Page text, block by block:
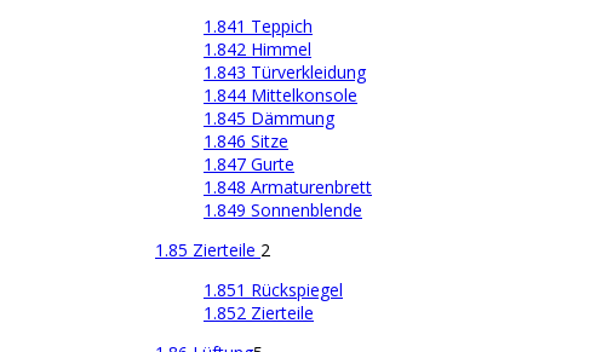
1.841 Teppich
1.842 Himmel
1.843 Türverkleidung
1.844 Mittelkonsole
1.845 Dämmung
1.846 Sitze
1.847 Gurte
1.848 Armaturenbrett
1.849 Sonnenblende
1.85 Zierteile 2
1.851 Rückspiegel
1.852 Zierteile